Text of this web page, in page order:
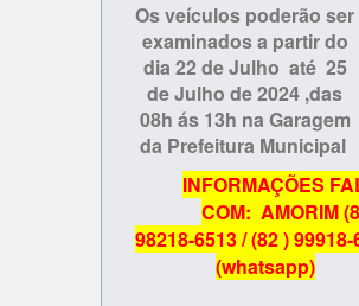
Os veículos poderão ser
examinados a partir do
dia 22 de Julho até 25
de Julho de 2024 ,das
08h ás 13h na Garagem
da Prefeitura Municipal
INFORMAÇÕES
COM: AMORIM
98218-6513 / (82 )
(whatsapp)